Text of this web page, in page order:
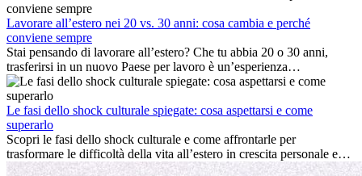
cultura locale e gestire la nostalgia di casa fanno tutti parte del
processo. Questa guida per expat ti mostrerà come sfruttare al
meglio i primi mesi all’estero, garantendo sia il successo
professionale che la crescita personale.
Lavorare all’estero nei 20 vs. 30 anni: cosa cambia e perché
conviene sempre
Stai pensando di lavorare all’estero? Che tu abbia 20 o 30 anni,
trasferirsi in un nuovo Paese per lavoro è un’esperienza
entusiasmante e, a volte, sfidante. Molti si chiedono se l’età faccia
davvero la differenza. La verità è che l’esperienza internazionale
conviene sempre: può accelerare la carriera, favorire la crescita
personale e offrire preziosi insight culturali che possono trasformare
la tua vita.
Le fasi dello shock culturale spiegate: cosa aspettarsi e come
superarlo
Scopri le fasi dello shock culturale e come affrontarle per
trasformare le difficoltà della vita all’estero in crescita personale e
nuove opportunità.